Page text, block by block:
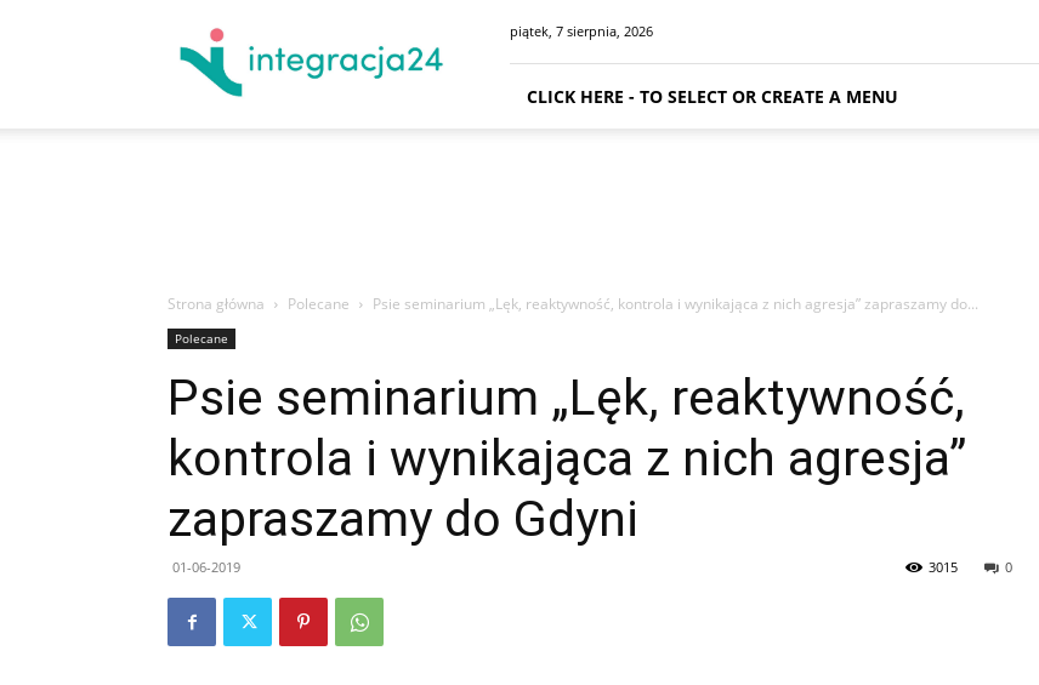
HANDLOWE
GDAŃSK
SKLEPY
piątek, 7 sierpnia, 2026
CLICK HERE - TO SELECT OR CREATE A MENU
Strona główna Polecane Psie seminarium „Lęk, reaktywność, kontrola i wynikająca z nich agresja” zapraszamy do...
Polecane
Psie seminarium „Lęk, reaktywność,
kontrola i wynikająca z nich agresja”
zapraszamy do Gdyni
01-06-2019 0
3015